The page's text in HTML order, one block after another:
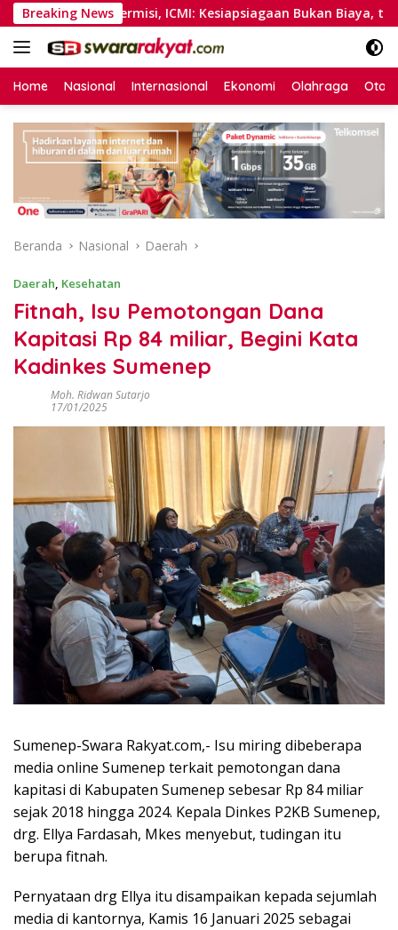
Langsung
ke
konten
Breaking News
Tanpa Permisi, ICMI: Kesiapsiagaan Bukan Biaya, tapi
Home Nasional Internasional Ekonomi Olahraga
Beranda Nasional Daerah
Daerah, Kesehatan
Fitnah, Isu Pemotongan Dana
Kapitasi Rp 84 miliar, Begini Kata
Kadinkes Sumenep
Moh. Ridwan Sutarjo
17/01/2025
Sumenep-Swara Rakyat.com,- Isu miring dibeberapa
media online Sumenep terkait pemotongan dana
kapitasi di Kabupaten Sumenep sebesar Rp 84 miliar
sejak 2018 hingga 2024. Kepala Dinkes P2KB Sumenep,
drg. Ellya Fardasah, Mkes menyebut, tudingan itu
berupa fitnah.
Pernyataan drg Ellya itu disampaikan kepada sejumlah
media di kantornya, Kamis 16 Januari 2025 sebagai